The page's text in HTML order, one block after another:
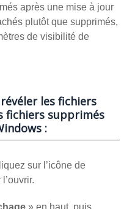
après une mise à jour
plutôt que supprimés,
de visibilité de
les fichiers
fichiers supprimés
:
sur l’icône de
» en haut, puis